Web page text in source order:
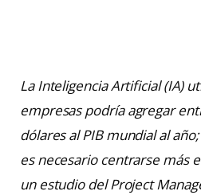
La Inteligencia Artificial (IA)
empresas podría agregar
dólares al PIB mundial al
es necesario centrarse más
un estudio del Project